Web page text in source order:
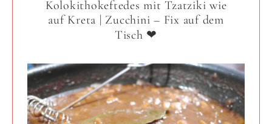
Kolokithokeftedes mit Tzatziki wie
auf Kreta | Zucchini – Fix auf dem
Tisch ❤